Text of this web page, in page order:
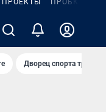
ПРОЕКТЫ ПРОБКИ
Дворец спорта